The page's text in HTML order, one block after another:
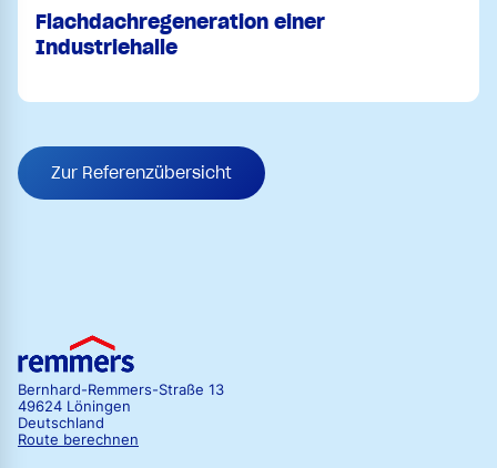
Flachdachregeneration einer
Industriehalle
Zur Referenzübersicht
Bernhard-Remmers-Straße 13
49624 Löningen
Deutschland
Route berechnen